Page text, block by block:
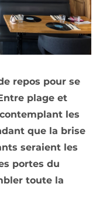
repos pour se
plage et
les
que la brise
seraient les
portes du
toute la